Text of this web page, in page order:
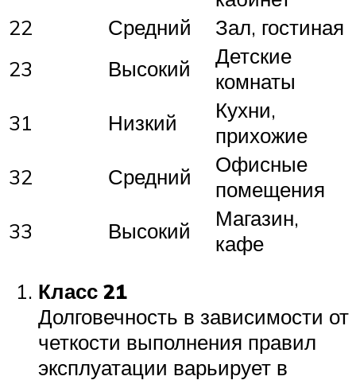
22
Средний
Зал, гостиная
23
Высокий
Детские
комнаты
31
Низкий
Кухни,
прихожие
32
Средний
Офисные
помещения
33
Высокий
Магазин,
кафе
Класс 21
Долговечность в зависимости от
четкости выполнения правил
эксплуатации варьирует в